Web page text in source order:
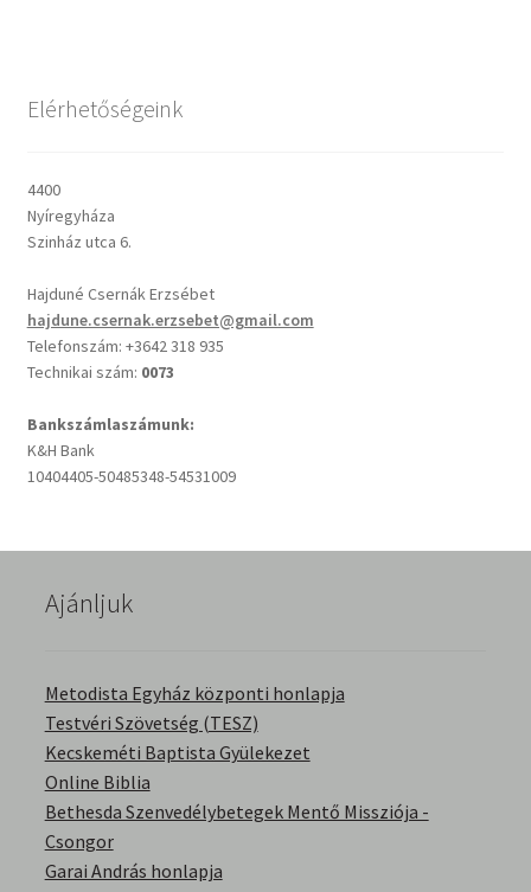
John Wesley prédikációk
Elérhetőségeink
4400
Nyíregyháza
Szinház utca 6.
Hajduné Csernák Erzsébet
hajdune.csernak.erzsebet@gmail.com
Telefonszám: +3642 318 935
Technikai szám: 0073
Bankszámlaszámunk:
K&H Bank
10404405-50485348-54531009
Ajánljuk
Metodista Egyház központi honlapja
Testvéri Szövetség (TESZ)
Kecskeméti Baptista Gyülekezet
Online Biblia
Bethesda Szenvedélybetegek Mentő Missziója -
Csongor
Garai András honlapja